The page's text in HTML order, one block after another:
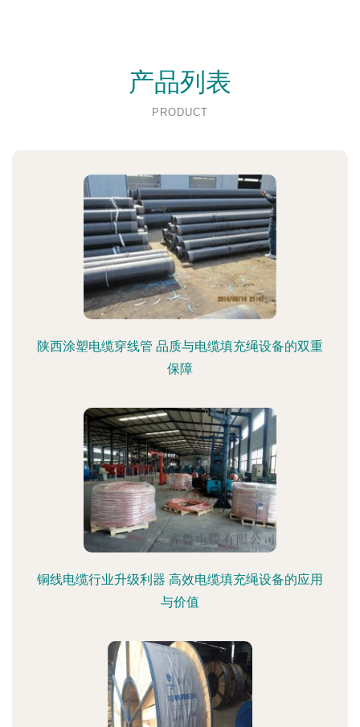
产品列表
PRODUCT
陕西涂塑电缆穿线管 品质与电缆填充绳设备的双重
保障
铜线电缆行业升级利器 高效电缆填充绳设备的应用
与价值